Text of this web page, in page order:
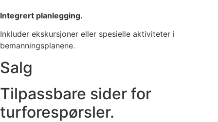
Integrert planlegging.
Inkluder ekskursjoner eller spesielle aktiviteter i
bemanningsplanene.
Salg
Tilpassbare sider for
turforespørsler.